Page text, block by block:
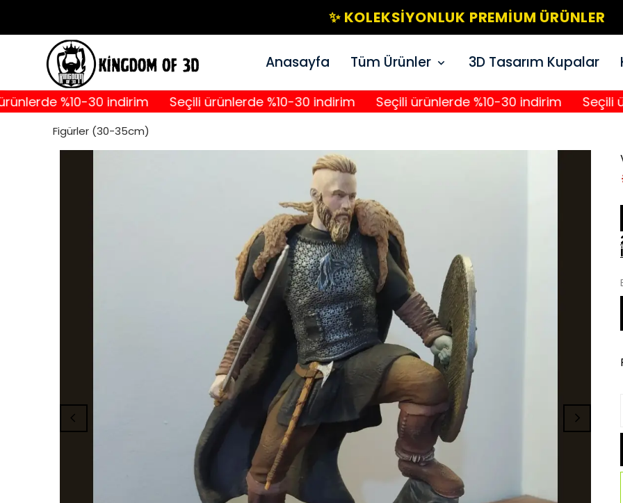
✨ KOLEKSIYONLUK PREMIUM ÜRÜNLER
Anasayfa Tüm Ürünler 3D Tasarım Kupalar
%10-30 indirim Seçili ürünlerde %10-30 indirim Seçili ürünlerde %10-30 indirim Seçili
Figürler (30-35cm)